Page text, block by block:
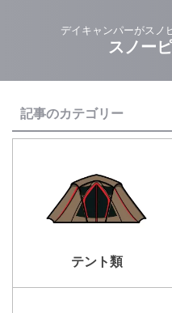
デイキャンパーがスノ
スノー
記事のカテゴリー
テント類